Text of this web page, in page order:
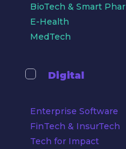
BioTech & Smart
E-Health
MedTech
Digital
Enterprise Software
FinTech & InsurTech
Tech for Impact